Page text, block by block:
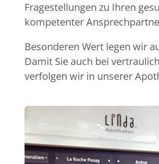
Fragestellungen zu Ihren
kompetenter
Besonderen Wert legen wir
Damit Sie auch bei
verfolgen wir in unserer